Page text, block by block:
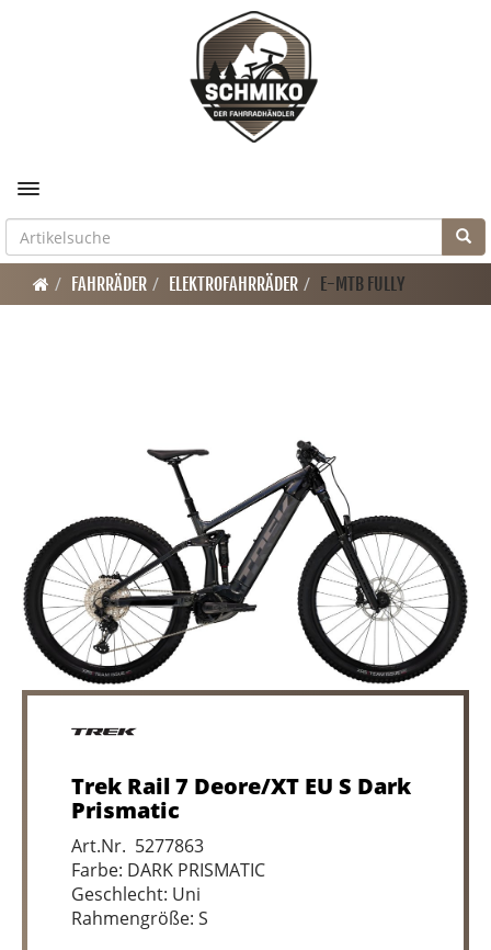
Toggle navigation
FAHRRÄDER ELEKTROFAHRRÄDER E-MTB FULLY
Trek Rail 7 Deore/XT EU S Dark
Prismatic
Art.Nr. 5277863
Farbe: DARK PRISMATIC
Geschlecht: Uni
Rahmengröße: S